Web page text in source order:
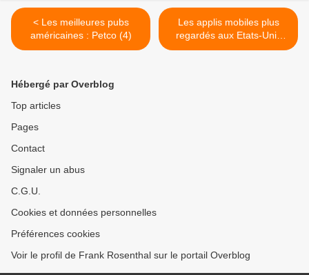
< Les meilleures pubs
américaines : Petco (4)
Les applis mobiles plus
regardés aux Etats-Unis
que la télévision ! >
Hébergé par Overblog
Top articles
Pages
Contact
Signaler un abus
C.G.U.
Cookies et données personnelles
Préférences cookies
Voir le profil de Frank Rosenthal sur le portail Overblog